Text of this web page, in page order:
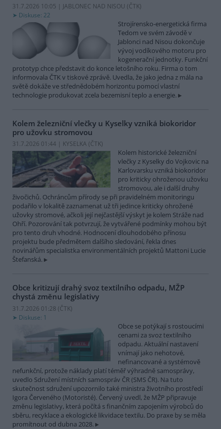
31.7.2026 10:05 | JABLONEC NAD NISOU (ČTK)
Diskuse: 22
Strojírensko-energetická firma
Tedom ve svém závodě v
Jablonci nad Nisou dokončuje
vývoj vodíkového motoru pro
kogenerační jednotky. Funkční
prototyp chce představit do konce letošního roku. Firma o tom
informovala ČTK v tiskové zprávě. Uvedla, že jako jedna z mála na
světě dokáže ve střednědobém horizontu pomocí vlastní
technologie produkovat zcela bezemisní teplo a energie.
Kolem železniční vlečky u Kyselky vzniká biokoridor
pro užovku stromovou
31.7.2026 01:44 | KYSELKA (ČTK)
Kolem historické železniční
vlečky z Kyselky do Vojkovic na
Karlovarsku vzniká biokoridor
pro kriticky ohroženou užovku
stromovou, ale i další druhy
živočichů. Ochráncům přírody se při pravidelném monitoringu
podařilo v lokalitě zaznamenat už tři jedince kriticky ohrožené
užovky stromové, ačkoli její nejčastější výskyt je kolem Stráže nad
Ohří. Pozorování tak potvrzují, že vytvářené podmínky mohou být
pro tento druh vhodné. Hodnocení dlouhodobého přínosu
projektu bude předmětem dalšího sledování, řekla dnes
novinářům specialistka environmentálních projektů Mattoni Lucie
Štefanská.
Obce kritizují drahý svoz textilního odpadu, MŽP
chystá změnu legislativy
31.7.2026 01:28 (ČTK)
Diskuse: 1
Obce se potýkají s rostoucími
cenami za svoz textilního
odpadu. Aktuální nastavení
vnímají jako nehotové,
nefinancované a systémově
nefunkční, protože náklady platí téměř výhradně samosprávy,
uvedlo Sdružení místních samospráv ČR (SMS ČR). Na tuto
skutečnost sdružení upozornilo také ministra životního prostředí
Igora Červeného (Motoristé). Červený uvedl, že MŽP připravuje
změnu legislativy, která počítá s finančním zapojením výrobců do
sběru, recyklace a ekologické likvidace textilu. Do praxe by se měla
promítnout od dubna 2028.